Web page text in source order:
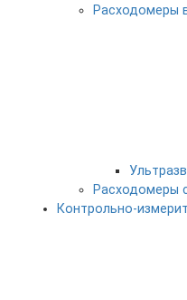
Расходомеры
Расходомеры
Контрольно-